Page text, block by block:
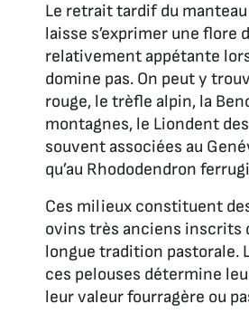
Le retrait tardif du
laisse s’exprimer une flore
relativement appétante
domine pas. On peut y
rouge, le trèfle alpin, la
montagnes, le Liondent
souvent associées au
qu’au Rhododendron
Ces milieux constituent
ovins très anciens inscrits
longue tradition pastorale.
ces pelouses détermine
leur valeur fourragère ou